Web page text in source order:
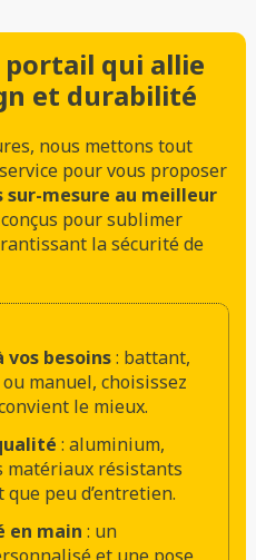
qui allie
et durabilité
nous mettons tout
pour vous proposer
mesure au meilleur
pour sublimer
la sécurité de
besoins: battant,
manuel, choisissez
le mieux.
: aluminium,
matériaux résistants
peu d’entretien.
en main : un